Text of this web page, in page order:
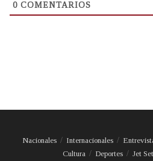
0 COMENTARIOS
Nacionales Internacionales
Cultura
Deportes Jet Set